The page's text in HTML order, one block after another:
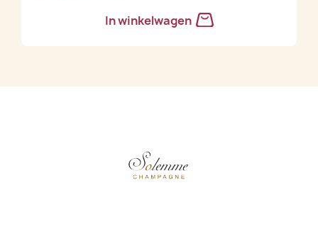
In winkelwagen